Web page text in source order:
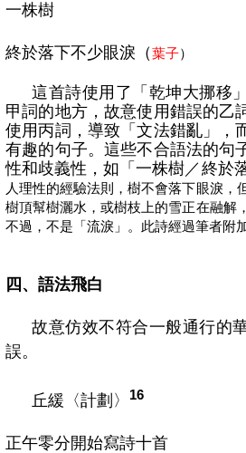
一株樹
終於落下不少眼淚（葉子
這首詩使用了「乾坤大挪移
甲詞的地方，故意使用錯誤的乙
使用丙詞，導致「文法錯亂」，
有趣的句子。這些不合語法的句
性和歧義性，如「一株樹／終於
人理性的經驗法則，樹不會落下眼淚，
樹頂幫樹灑水，或樹枝上的雪正在融解
不過，不是「流淚」。此詩經過筆者附
四、語法飛白
故意仿效不符合一般通行的
誤。
丘緩〈計劃〉 16
正午零分開始寫詩十首